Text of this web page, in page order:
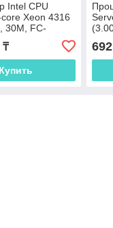
Intel CPU
Xeon 4316
30M, FC-
₸
Купить